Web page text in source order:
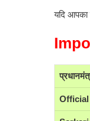
यदि आपका